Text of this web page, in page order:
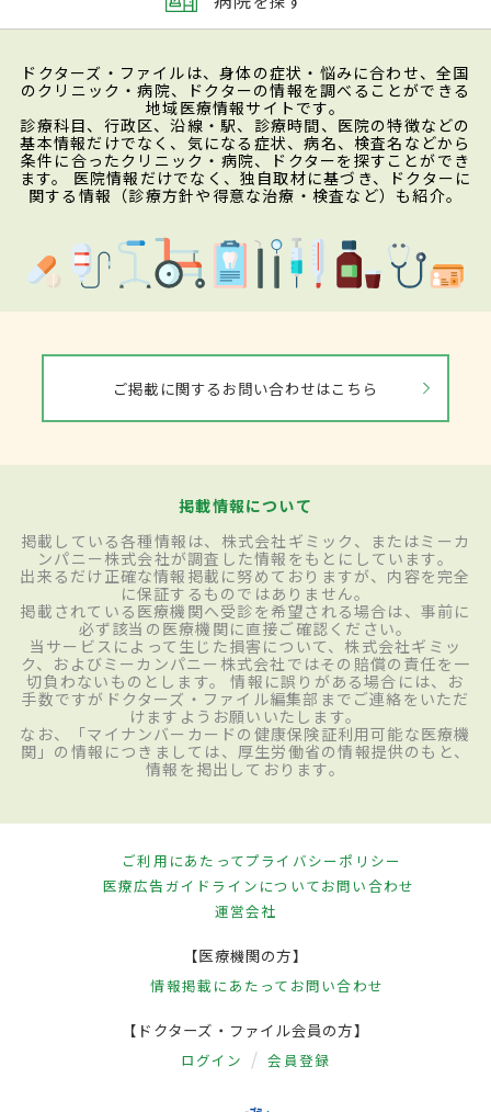
ドクターズ・ファイルは、身体の症状・悩みに合わせ、全国
のクリニック・病院、ドクターの情報を調べることができる
地域医療情報サイトです。
診療科目、行政区、沿線・駅、診療時間、医院の特徴などの
基本情報だけでなく、気になる症状、病名、検査名などから
条件に合ったクリニック・病院、ドクターを探すことができ
ます。 医院情報だけでなく、独自取材に基づき、ドクターに
関する情報（診療方針や得意な治療・検査など）も紹介。
ご掲載に関するお問い合わせはこちら
掲載情報について
掲載している各種情報は、株式会社ギミック、またはミーカ
ンパニー株式会社が調査した情報をもとにしています。
出来るだけ正確な情報掲載に努めておりますが、内容を完全
に保証するものではありません。
掲載されている医療機関へ受診を希望される場合は、事前に
必ず該当の医療機関に直接ご確認ください。
当サービスによって生じた損害について、株式会社ギミッ
ク、およびミーカンパニー株式会社ではその賠償の責任を一
切負わないものとします。 情報に誤りがある場合には、お
手数ですがドクターズ・ファイル編集部までご連絡をいただ
けますようお願いいたします。
なお、「マイナンバーカードの健康保険証利用可能な医療機
関」の情報につきましては、厚生労働省の情報提供のもと、
情報を掲出しております。
ご利用にあたってプライバシーポリシー
医療広告ガイドラインについてお問い合わせ
運営会社
【医療機関の方】
情報掲載にあたって お問い合わせ
【ドクターズ・ファイル会員の方】
ログイン 会員登録